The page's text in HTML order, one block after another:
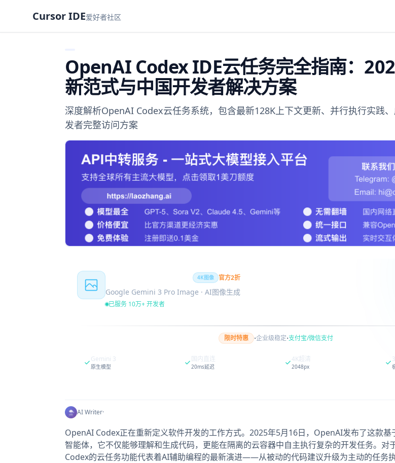
Cursor IDE爱好者社区
OpenAI Codex IDE云任务完全指南：
新范式与中国开发者解决方案
深度解析OpenAI Codex云任务系统，包含最新128K上下文更新、并行执行实践
发者完整访问方案
4K图像 官方2折
Google Gemini 3 Pro Image · AI图像生成
已服务 10万+ 开发者
限时特惠 ·企业级稳定·支付宝/微信支付
Gemini 3
原生模型
国内直连
20ms延迟
4K超清
2048px
AI Writer·
OpenAI Codex正在重新定义软件开发的工作方式。2025年5月16日，OpenAI发布了这款基
智能体，它不仅能够理解和生成代码，更能在隔离的云容器中自主执行复杂的开发任务。对
Codex的云任务功能代表着AI辅助编程的最新演进——从被动的代码建议升级为主动的任务执